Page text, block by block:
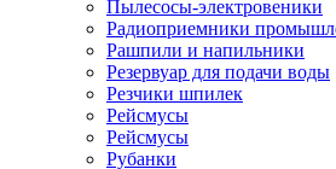
Пылесосы-электровеники
Радиоприемники
Рашпили и напильники
Резервуар для подачи воды
Резчики шпилек
Рейсмусы
Рейсмусы
Рубанки